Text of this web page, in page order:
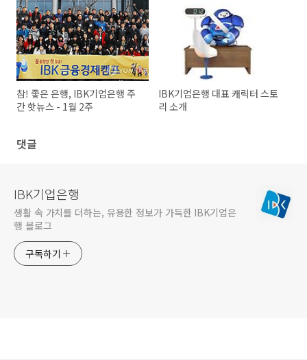
참! 좋은 은행, IBK기업은행 주
간 핫뉴스 - 1월 2주
IBK기업은행 대표 캐릭터 스토
리 소개
댓글
IBK기업은행
생활 속 가치를 더하는, 유용한 정보가 가득한 IBK기업은
행 블로그
구독하기